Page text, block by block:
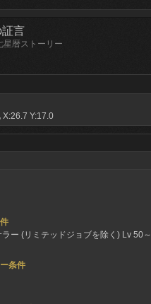
証言
星暦ストーリー
X:26.7 Y:17.0
ー (リミテッドジョブを除く) Lv 50～
条件